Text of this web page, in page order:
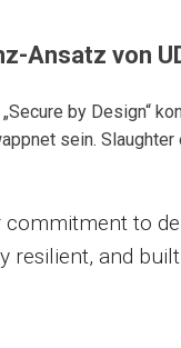
Ansatz von
by Design“
sein. Slaughter
commitment to
resilient, and